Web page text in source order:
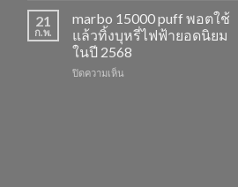
ปี
2568
ไม่
ควร
พลาด
ในปี
2568
switch
และ
พอต
ใช้
แล้ว
21
ก.พ.
marbo 15000 puff พอตใช้
แล้วทิ้งบุหรี่ไฟฟ้ายอดนิยม
ในปี 2568
ปิดความเห็น